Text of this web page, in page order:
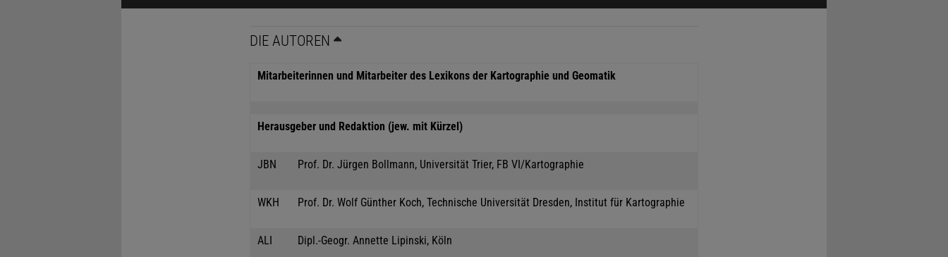
DIE AUTOREN
Mitarbeiterinnen und Mitarbeiter des Lexikons der Kartographie und Geomatik
Herausgeber und Redaktion (jew. mit Kürzel)
JBN Prof. Dr. Jürgen Bollmann, Universität Trier, FB VI/Kartographie
WKH Prof. Dr. Wolf Günther Koch, Technische Universität Dresden, Institut für Kartographie
ALI Dipl.-Geogr. Annette Lipinski, Köln